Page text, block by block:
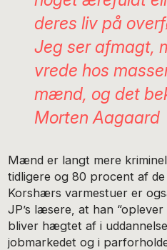
deres liv på
Jeg ser afmagt,
vrede hos
mænd, og det
Morten Aagaard
Mænd er langt mere
tidligere og 80 procent af
Korshærs varmestuer er
JP’s læsere, at han
bliver hægtet af i
jobmarkedet og i